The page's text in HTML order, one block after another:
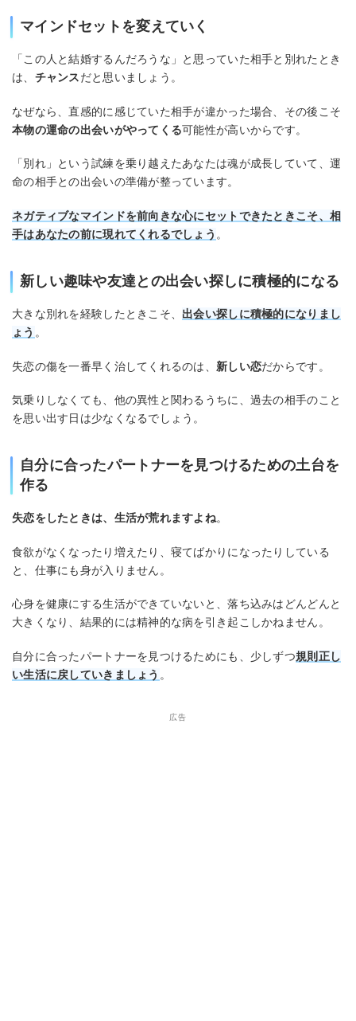
マインドセットを変えていく
「この人と結婚するんだろうな」と思っていた相手と別れたとき
は、 チャンスだと思いましょう。
なぜなら、直感的に感じていた相手が違かった場合、その後こそ
本物の運命の出会いがやってくる可能性が高いからです。
「別れ」という試練を乗り越えたあなたは魂が成長していて、運
命の相手との出会いの準備が整っています。
ネガティブなマインドを前向きな心にセットできたときこそ、相
手はあなたの前に現れてくれるでしょう 。
新しい趣味や友達との出会い探しに積極的になる
大きな別れを経験したときこそ、 出会い探しに積極的になりまし
ょう 。
失恋の傷を一番早く治してくれるのは、 新しい恋だからです。
気乗りしなくても、他の異性と関わるうちに、過去の相手のこと
を思い出す日は少なくなるでしょう。
自分に合ったパートナーを見つけるための土台を
作る
失恋をしたときは、生活が荒れますよね。
食欲がなくなったり増えたり、寝てばかりになったりしている
と、仕事にも身が入りません。
心身を健康にする生活ができていないと、落ち込みはどんどんと
大きくなり、結果的には精神的な病を引き起こしかねません。
自分に合ったパートナーを見つけるためにも、少しずつ規則正し
い生活に戻していきましょう 。
広告